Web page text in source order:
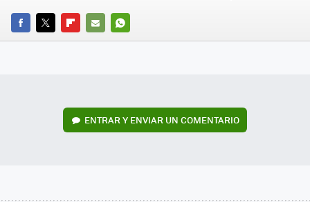
FACEBOOK
TWITTERFLIPBOARD
E-
WHATSAPP
ENTRAR Y ENVIAR UN COMENTARIO